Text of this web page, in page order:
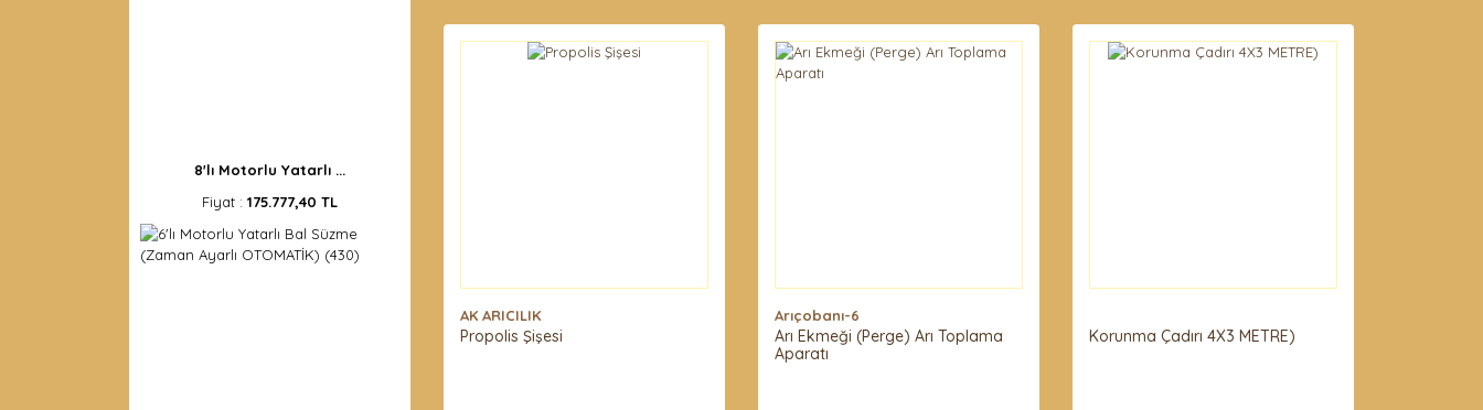
8'lı Motorlu Yatarlı ...
Fiyat : 175.777,40 TL
AK ARICILIK
Propolis Şişesi
Arıçobanı-6
Arı Ekmeği (Perge) Arı Toplama
Aparatı
Korunma Çadırı 4X3 METRE)